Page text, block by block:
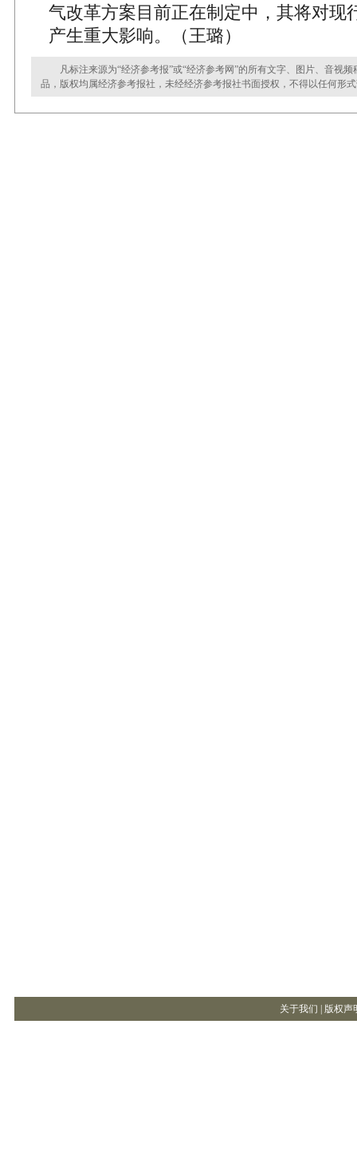
气改革方案目前正在制定中，其将对现
产生重大影响。（王璐）
凡标注来源为“经济参考报”或“经济参考网”的所有文字、图片、音视频
品，版权均属经济参考报社，未经经济参考报社书面授权，不得以任何形